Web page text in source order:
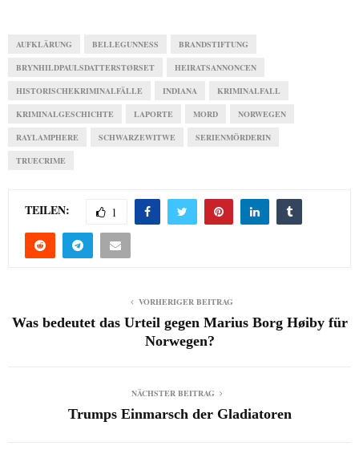
AUFKLÄRUNG BELLEGUNNESS BRANDSTIFTUNG
BRYNHILDPAULSDATTERSTØRSET HEIRATSANNONCEN
HISTORISCHEKRIMINALFÄLLE INDIANA KRIMINALFALL
KRIMINALGESCHICHTE LAPORTE MORD NORWEGEN
RAYLAMPHERE SCHWARZEWITWE SERIENMÖRDERIN
TRUECRIME
TEILEN: 1
VORHERIGER BEITRAG
Was bedeutet das Urteil gegen Marius Borg Høiby für
Norwegen?
NÄCHSTER BEITRAG
Trumps Einmarsch der Gladiatoren